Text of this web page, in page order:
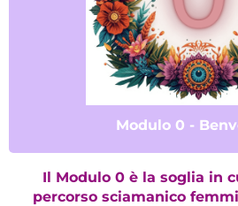
Modulo 0 -
Il Modulo 0 è la soglia in
percorso sciamanico